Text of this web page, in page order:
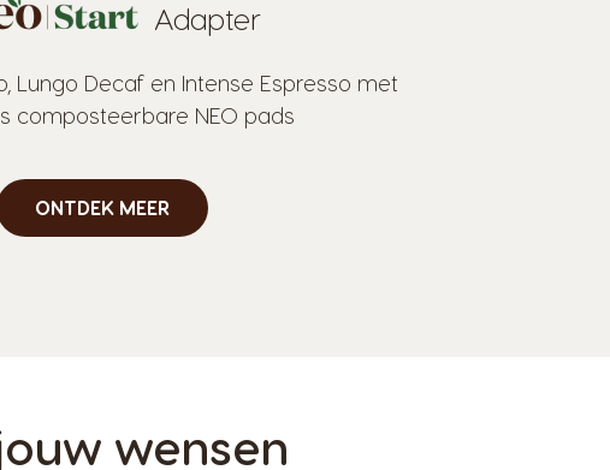
Adapter
Lungo Decaf en Intense Espresso met
composteerbare NEO pads
ONTDEK MEER
wensen